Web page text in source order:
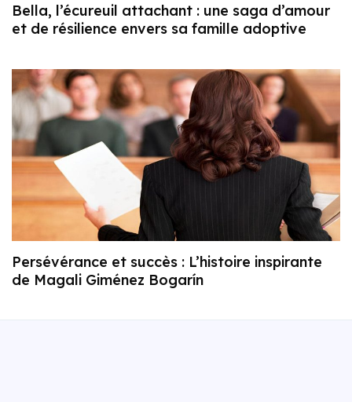
Bella, l’écureuil attachant : une saga d’amour
et de résilience envers sa famille adoptive
Persévérance et succès : L’histoire inspirante
de Magali Giménez Bogarín